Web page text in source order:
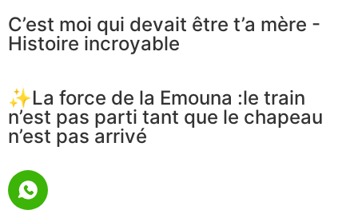
C’est moi qui devait être t’a mère -
Histoire incroyable
✨La force de la Emouna :le train
n’est pas parti tant que le chapeau
n’est pas arrivé